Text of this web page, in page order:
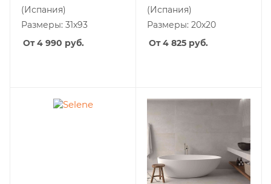
(Испания)
Размеры: 31x93
От 4 990 руб.
(Испания)
Размеры: 20x20
От 4 825 руб.